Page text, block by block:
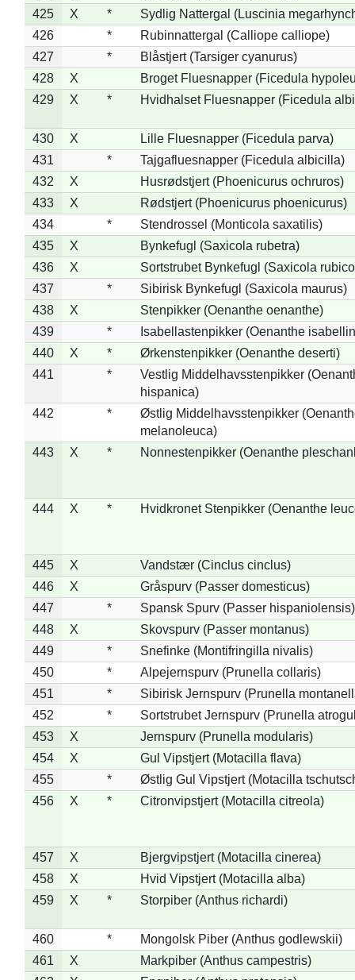
425
X *
Sydlig Nattergal (Luscinia
426
*
Rubinnattergal (Calliope calliope)
427
*
Blåstjert (Tarsiger cyanurus)
428
X
Broget Fluesnapper (Ficedula
429
X * Hvidhalset Fluesnapper (Ficedula
430 X
Lille Fluesnapper (Ficedula parva)
431
*
Tajgafluesnapper (Ficedula albicilla)
432
X
Husrødstjert (Phoenicurus ochruros)
433
X
Rødstjert (Phoenicurus phoenicurus)
434
*
Stendrossel (Monticola saxatilis)
435
X
Bynkefugl (Saxicola rubetra)
436
X
Sortstrubet Bynkefugl (Saxicola
437
*
Sibirisk Bynkefugl (Saxicola maurus)
438
X
Stenpikker (Oenanthe oenanthe)
439
*
Isabellastenpikker (Oenanthe
440
X *
Ørkenstenpikker (Oenanthe deserti)
441
*
Vestlig Middelhavsstenpikker
hispanica)
442
*
Østlig Middelhavsstenpikker
melanoleuca)
443
X * Nonnestenpikker (Oenanthe
444 X * Hvidkronet Stenpikker (Oenanthe
445 X
Vandstær (Cinclus cinclus)
446
X
Gråspurv (Passer domesticus)
447
*
Spansk Spurv (Passer hispaniolensis)
448
X
Skovspurv (Passer montanus)
449
*
Snefinke (Montifringilla nivalis)
450
*
Alpejernspurv (Prunella collaris)
451
*
Sibirisk Jernspurv (Prunella
452
*
Sortstrubet Jernspurv (Prunella
453
X
Jernspurv (Prunella modularis)
454
X
Gul Vipstjert (Motacilla flava)
455
*
Østlig Gul Vipstjert (Motacilla
456
X * Citronvipstjert (Motacilla citreola)
457 X
Bjergvipstjert (Motacilla cinerea)
458
X
Hvid Vipstjert (Motacilla alba)
459
X * Storpiber (Anthus richardi)
460 *
Mongolsk Piber (Anthus godlewskii)
461
X
Markpiber (Anthus campestris)